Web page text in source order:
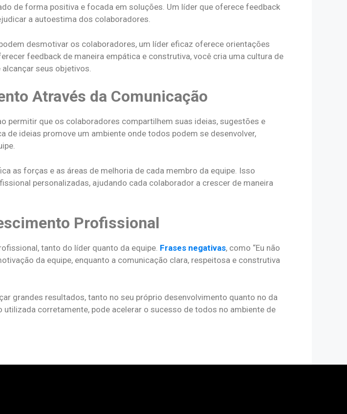
de forma positiva e focada em soluções. Um líder que oferece feedback
a autoestima dos colaboradores.
desmotivar os colaboradores, um líder eficaz oferece orientações
feedback de maneira empática e construtiva, você cria uma cultura de
seus objetivos.
Através da Comunicação
permitir que os colaboradores compartilhem suas ideias, sugestões e
de ideias promove um ambiente onde todos podem se desenvolver,
as forças e as áreas de melhoria de cada membro da equipe. Isso
personalizadas, ajudando cada colaborador a crescer de maneira
Profissional
tanto do líder quanto da equipe. Frases negativas, como “Eu não
da equipe, enquanto a comunicação clara, respeitosa e construtiva
grandes resultados, tanto no seu próprio desenvolvimento quanto no da
corretamente, pode acelerar o sucesso de todos no ambiente de